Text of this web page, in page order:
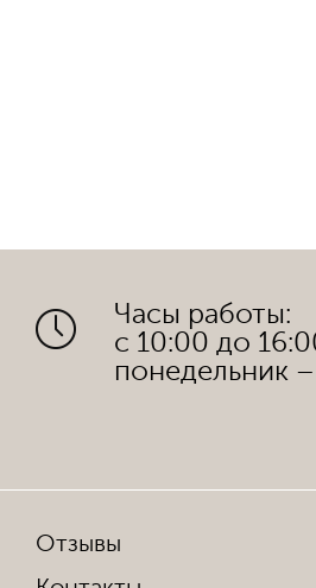
Часы работы:
с 10:00 до
понедельник
Отзывы